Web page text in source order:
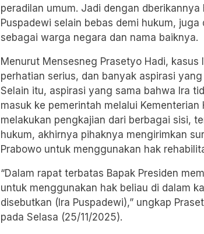
peradilan umum. Jadi dengan dberikannya
Puspadewi selain bebas demi hukum, juga
sebagai warga negara dan nama baiknya.
Menurut Mensesneg Prasetyo Hadi, kasus
perhatian serius, dan banyak aspirasi yang
Selain itu, aspirasi yang sama bahwa Ira
masuk ke pemerintah melalui Kementerian
melakukan pengkajian dari berbagai sisi,
hukum, akhirnya pihaknya mengirimkan
Prabowo untuk menggunakan hak
“Dalam rapat terbatas Bapak Presiden
untuk menggunakan hak beliau di dalam
disebutkan (Ira Puspadewi),” ungkap
pada Selasa (25/11/2025).